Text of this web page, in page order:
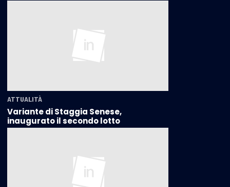
ATTUALITÀ
Variante di Staggia Senese,
inaugurato il secondo lotto